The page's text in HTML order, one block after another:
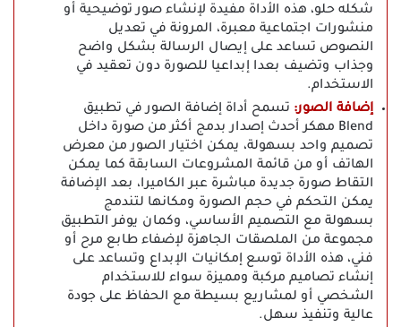
شكله حلو، هذه الأداة مفيدة لإنشاء صور توضيحية أو
منشورات اجتماعية معبرة، المرونة في تعديل
النصوص تساعد على إيصال الرسالة بشكل واضح
وجذاب وتضيف بعدا إبداعيا للصورة دون تعقيد في
الاستخدام.
إضافة الصور: تسمح أداة إضافة الصور في تطبيق
Blend مهكر أحدث إصدار بدمج أكثر من صورة داخل
تصميم واحد بسهولة، يمكن اختيار الصور من معرض
الهاتف أو من قائمة المشروعات السابقة كما يمكن
التقاط صورة جديدة مباشرة عبر الكاميرا، بعد الإضافة
يمكن التحكم في حجم الصورة ومكانها لتندمج
بسهولة مع التصميم الأساسي، وكمان يوفر التطبيق
مجموعة من الملصقات الجاهزة لإضفاء طابع مرح أو
فني، هذه الأداة توسع إمكانيات الإبداع وتساعد على
إنشاء تصاميم مركبة ومميزة سواء للاستخدام
الشخصي أو لمشاريع بسيطة مع الحفاظ على جودة
عالية وتنفيذ سهل.